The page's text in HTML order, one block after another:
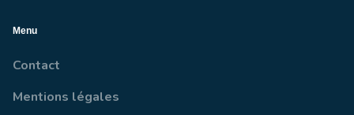
Menu
Contact
Mentions légales